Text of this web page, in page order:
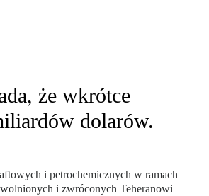
że wkrótce
dolarów.
i petrochemicznych w ramach
i zwróconych Teheranowi